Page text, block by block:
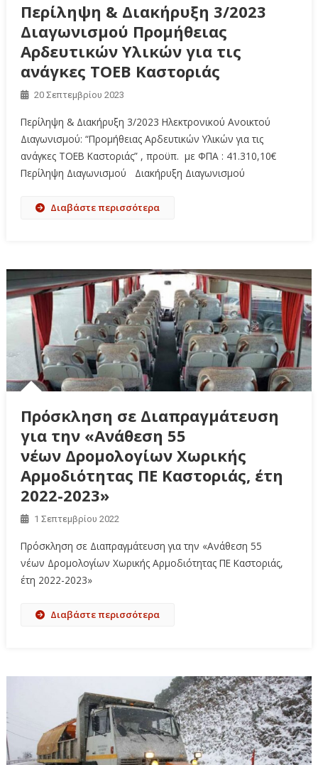
Περίληψη & Διακήρυξη 3/2023
Διαγωνισμού Προμήθειας
Αρδευτικών Υλικών για τις
ανάγκες ΤΟΕΒ Καστοριάς
20 Σεπτεμβρίου 2023
Περίληψη & Διακήρυξη 3/2023 Ηλεκτρονικού Ανοικτού
Διαγωνισμού: “Προμήθειας Αρδευτικών Υλικών για τις
ανάγκες ΤΟΕΒ Καστοριάς” , προϋπ. με ΦΠΑ : 41.310,10€
Περίληψη Διαγωνισμού Διακήρυξη Διαγωνισμού
Διαβάστε περισσότερα
Πρόσκληση σε Διαπραγμάτευση
για την «Ανάθεση 55
νέων Δρομολογίων Χωρικής
Αρμοδιότητας ΠΕ Καστοριάς, έτη
2022-2023»
1 Σεπτεμβρίου 2022
Πρόσκληση σε Διαπραγμάτευση για την «Ανάθεση 55
νέων Δρομολογίων Χωρικής Αρμοδιότητας ΠΕ Καστοριάς,
έτη 2022-2023»
Διαβάστε περισσότερα